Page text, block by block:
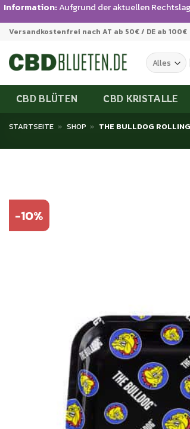
Information:Aufgrund der aktuellen
Zum
springen
Versandkostenfrei nach AT ab 50€ / DE ab 100€
CBD BLÜTEN CBD KRISTALLE
STARTSEITE » SHOP » THE BULLDOG
-10%